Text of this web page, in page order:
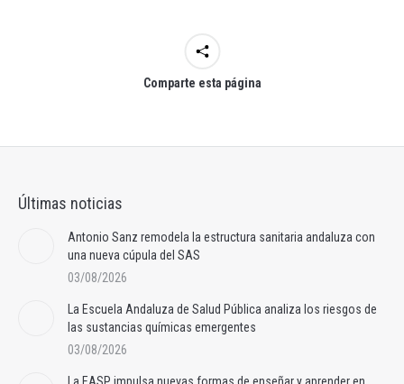
Comparte esta página
Últimas noticias
Antonio Sanz remodela la estructura sanitaria andaluza con
una nueva cúpula del SAS
03/08/2026
La Escuela Andaluza de Salud Pública analiza los riesgos de
las sustancias químicas emergentes
03/08/2026